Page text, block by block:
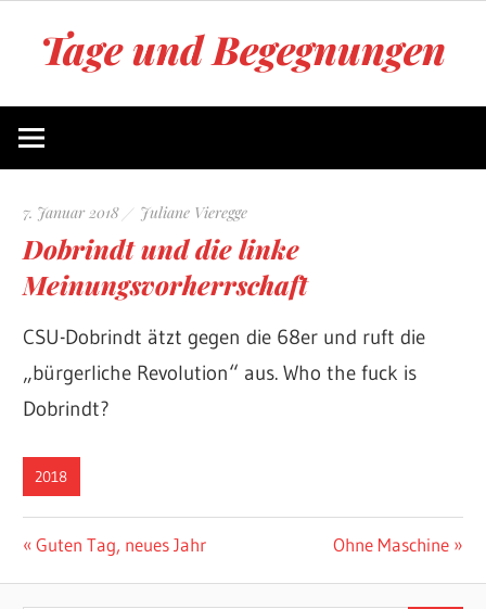
Tage und Begegnungen
von
7. Januar 2018 Juliane Vieregge
Dobrindt und die linke
Meinungsvorherrschaft
CSU-Dobrindt ätzt gegen die 68er und ruft die
„bürgerliche Revolution“ aus. Who the fuck is
Dobrindt?
2018
Beitragsnavigation
Vorheriger
Guten Tag, neues Jahr
Nächster
Ohne Maschine